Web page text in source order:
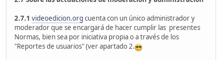
2.7.1 videoedicion.org cuenta con un único administrador y
moderador que se encargará de hacer cumplir las presentes
Normas, bien sea por iniciativa propia o a través de los
"Reportes de usuarios" (ver apartado 2.